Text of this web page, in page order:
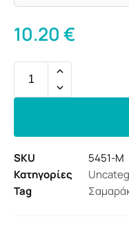
10.20€
SKU
5451-Μ
Κατηγορίες
Tag